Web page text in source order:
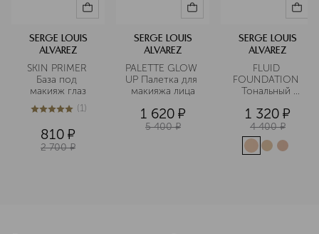
SERGE LOUIS
ALVAREZ
SKIN PRIMER
База под
макияж глаз
5из 51 (1)
810 ¤
2 700 ¤
SERGE LOUIS
ALVAREZ
PALETTE GLOW
UP Палетка для
макияжа лица
1 620 ¤
5 400 ¤
SERGE LOUIS
ALVAREZ
FLUID
FOUNDATION
Тональный
1 320 ¤
4 400 ¤